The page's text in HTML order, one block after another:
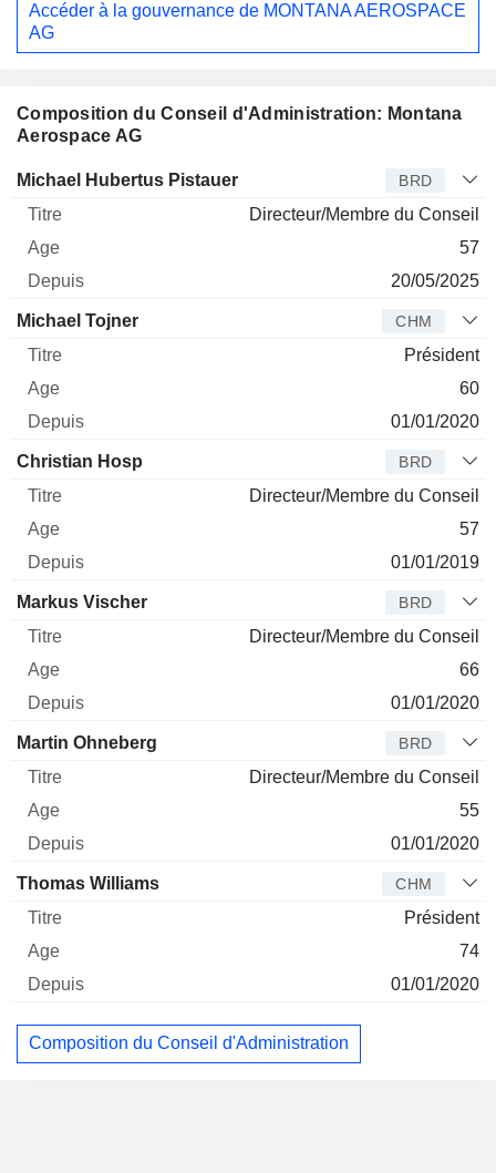
Accéder à la gouvernance de MONTANA AEROSPACE
AG
Composition du Conseil d'Administration: Montana
Aerospace AG
Administrateur Titre Age Depuis
Michael Hubertus Pistauer BRD
Directeur/Membre du Conseil
57
20/05/2025
Michael Tojner CHM
Président
60
01/01/2020
Christian Hosp BRD
Directeur/Membre du Conseil
57
01/01/2019
Markus Vischer BRD
Directeur/Membre du Conseil
66
01/01/2020
Martin Ohneberg BRD
Directeur/Membre du Conseil
55
01/01/2020
Thomas Williams CHM
Président
74
01/01/2020
Composition du Conseil d'Administration